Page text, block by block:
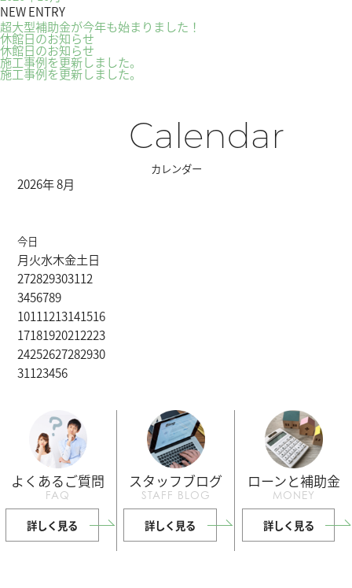
NEW ENTRY
超大型補助金が今年も始まりました！
休館日のお知らせ
休館日のお知らせ
施工事例を更新しました。
施工事例を更新しました。
Calendar
カレンダー
2026年 8月
今日
月火水木金土日
272829303112
3456789
10111213141516
17181920212223
24252627282930
31123456
よくあるご質問
FAQ
詳しく見る
スタッフブログ
STAFF BLOG
詳しく見る
ローンと補助金
MONEY
詳しく見る